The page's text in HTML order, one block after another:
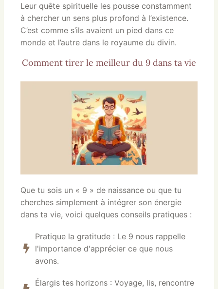
Leur quête spirituelle les pousse constamment
à chercher un sens plus profond à l’existence.
C’est comme s’ils avaient un pied dans ce
monde et l’autre dans le royaume du divin.
Comment tirer le meilleur du 9 dans ta vie
Que tu sois un « 9 » de naissance ou que tu
cherches simplement à intégrer son énergie
dans ta vie, voici quelques conseils pratiques :
Pratique la gratitude : Le 9 nous rappelle
l'importance d'apprécier ce que nous
avons.
Élargis tes horizons : Voyage, lis, rencontre